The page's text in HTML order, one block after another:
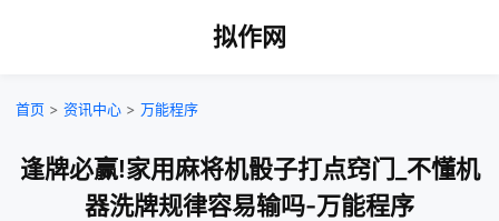
拟作网
首页 > 资讯中心 > 万能程序
逢牌必赢!家用麻将机骰子打点窍门_不懂机
器洗牌规律容易输吗-万能程序